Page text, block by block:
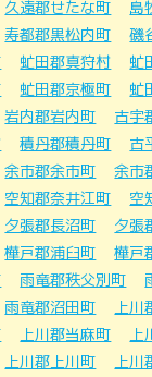
久遠郡せたな町
島
寿都郡黒松内町
磯
虻田郡真狩村
虻
虻田郡京極町
虻
岩内郡岩内町
古宇
積丹郡積丹町
古
余市郡余市町
余市
空知郡奈井江町
空
夕張郡長沼町
夕張
樺戸郡浦臼町
樺戸
雨竜郡秩父別町
雨竜郡沼田町
上
上川郡当麻町
上川郡上川町
上